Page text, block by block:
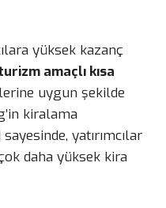
yüksek kazanç
amaçlı kısa
uygun şekilde
kiralama
yatırımcılar
daha yüksek kira